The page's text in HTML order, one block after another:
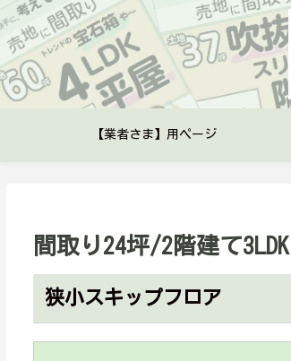
【業者さま】用ページ
間取り24坪/2階建て3LDK
狭小スキップフロア